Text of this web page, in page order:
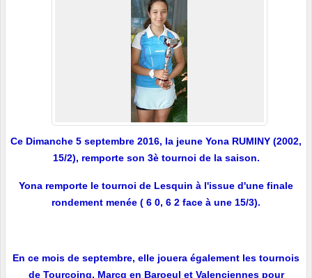
Ce Dimanche 5 septembre 2016, la jeune Yona RUMINY (2002,
15/2), remporte son 3è tournoi de la saison.
Yona remporte le tournoi de Lesquin à l'issue d'une finale
rondement menée ( 6 0, 6 2 face à une 15/3).
En ce mois de septembre, elle jouera également les tournois
de Tourcoing, Marcq en Baroeul et Valenciennes pour